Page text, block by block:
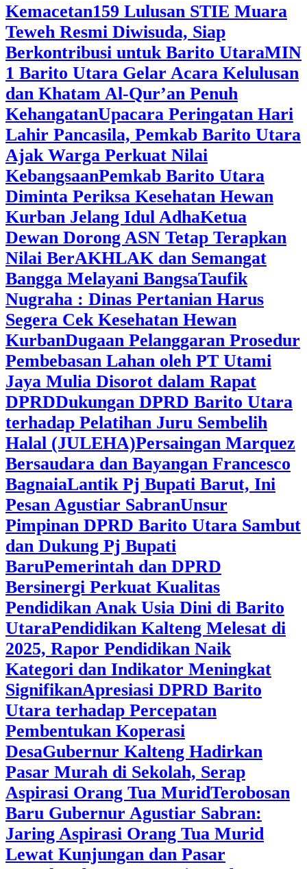
Kemacetan159 Lulusan STIE Muara
Teweh Resmi Diwisuda, Siap
Berkontribusi untuk Barito UtaraMIN
1 Barito Utara Gelar Acara Kelulusan
dan Khatam Al-Qur’an Penuh
KehangatanUpacara Peringatan Hari
Lahir Pancasila, Pemkab Barito Utara
Ajak Warga Perkuat Nilai
KebangsaanPemkab Barito Utara
Diminta Periksa Kesehatan Hewan
Kurban Jelang Idul AdhaKetua
Dewan Dorong ASN Tetap Terapkan
Nilai BerAKHLAK dan Semangat
Bangga Melayani BangsaTaufik
Nugraha : Dinas Pertanian Harus
Segera Cek Kesehatan Hewan
KurbanDugaan Pelanggaran Prosedur
Pembebasan Lahan oleh PT Utami
Jaya Mulia Disorot dalam Rapat
DPRDDukungan DPRD Barito Utara
terhadap Pelatihan Juru Sembelih
Halal (JULEHA)Persaingan Marquez
Bersaudara dan Bayangan Francesco
BagnaiaLantik Pj Bupati Barut, Ini
Pesan Agustiar SabranUnsur
Pimpinan DPRD Barito Utara Sambut
dan Dukung Pj Bupati
BaruPemerintah dan DPRD
Bersinergi Perkuat Kualitas
Pendidikan Anak Usia Dini di Barito
Utara‎Pendidikan Kalteng Melesat di
2025, Rapor Pendidikan Naik
Kategori dan Indikator Meningkat
SignifikanApresiasi DPRD Barito
Utara terhadap Percepatan
Pembentukan Koperasi
Desa‎Gubernur Kalteng Hadirkan
Pasar Murah di Sekolah, Serap
Aspirasi Orang Tua Murid‎Terobosan
Baru Gubernur Agustiar Sabran:
Jaring Aspirasi Orang Tua Murid
Lewat Kunjungan dan Pasar